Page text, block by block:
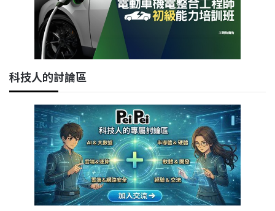
科技人的討論區